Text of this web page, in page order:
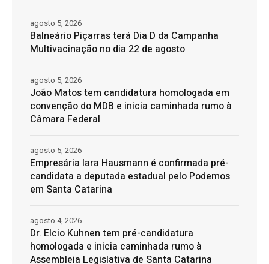
Balneário Piçarras terá Dia D da Campanha
Multivacinação no dia 22 de agosto
agosto 5, 2026
João Matos tem candidatura homologada em
convenção do MDB e inicia caminhada rumo à
Câmara Federal
agosto 5, 2026
Empresária Iara Hausmann é confirmada pré-
candidata a deputada estadual pelo Podemos
em Santa Catarina
agosto 5, 2026
Dr. Elcio Kuhnen tem pré-candidatura
homologada e inicia caminhada rumo à
Assembleia Legislativa de Santa Catarina
agosto 4, 2026